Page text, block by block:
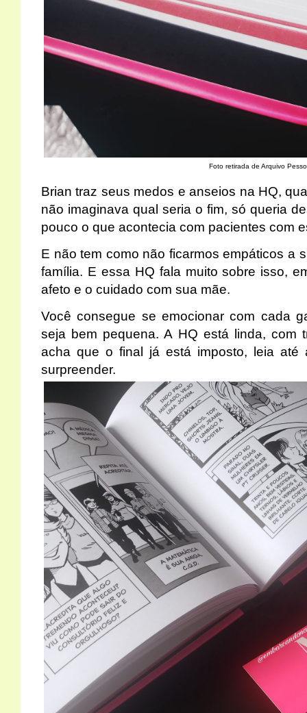
Foto retirada de Arquivo
Brian traz seus medos e anseios na HQ,
não imaginava qual seria o fim, só queria
pouco o que acontecia com pacientes com
E não tem como não ficarmos empáticos a
família. E essa HQ fala muito sobre isso,
afeto e o cuidado com sua mãe.
Você consegue se emocionar com cada
seja bem pequena. A HQ está linda, com
acha que o final já está imposto, leia até
surpreender.